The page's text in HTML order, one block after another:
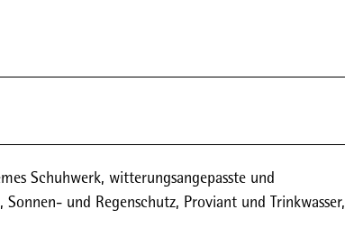
Schuhwerk, witterungsangepasste und
und Regenschutz, Proviant und Trinkwasser,